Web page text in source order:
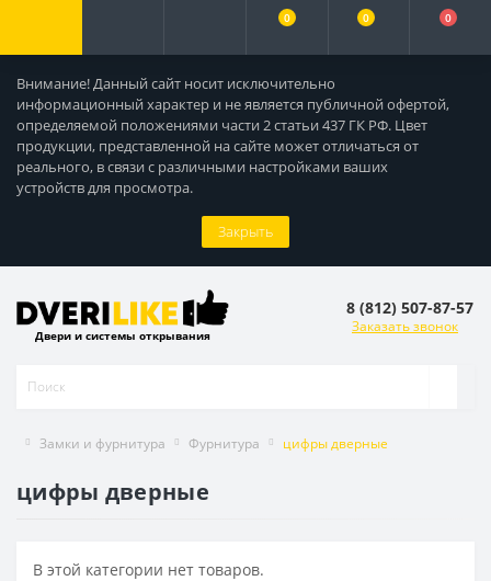
Внимание! Данный сайт носит исключительно
информационный характер и не является публичной офертой,
определяемой положениями части 2 статьи 437 ГК РФ. Цвет
продукции, представленной на сайте может отличаться от
реального, в связи с различными настройками ваших
устройств для просмотра.
Закрыть
0 0 0
Двери и системы открывания
8 (812) 507-87-57
Заказать звонок
Замки и фурнитура Фурнитура цифры дверные
цифры дверные
В этой категории нет товаров.